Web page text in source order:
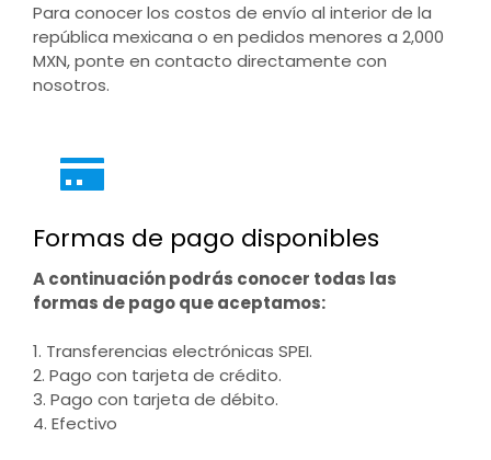
Para conocer los costos de envío al interior de la
república mexicana o en pedidos menores a 2,000
MXN, ponte en contacto directamente con
nosotros.
Formas de pago disponibles
A continuación podrás conocer todas las
formas de pago que aceptamos:
1. Transferencias electrónicas SPEI.
2. Pago con tarjeta de crédito.
3. Pago con tarjeta de débito.
4. Efectivo